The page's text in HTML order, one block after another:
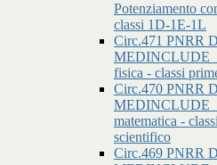
Potenziamento
classi 1D-1E-1L
Circ.471 PNRR
fisica - classi
Circ.470 PNRR
matematica -
scientifico
Circ.469 PNRR